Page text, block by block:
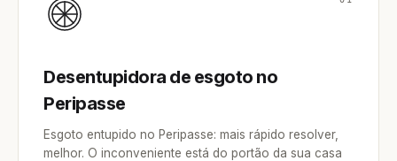
Desentupidora de esgoto no
Peripasse
Esgoto entupido no Peripasse: mais rápido resolver,
melhor. O inconveniente está do portão da sua casa